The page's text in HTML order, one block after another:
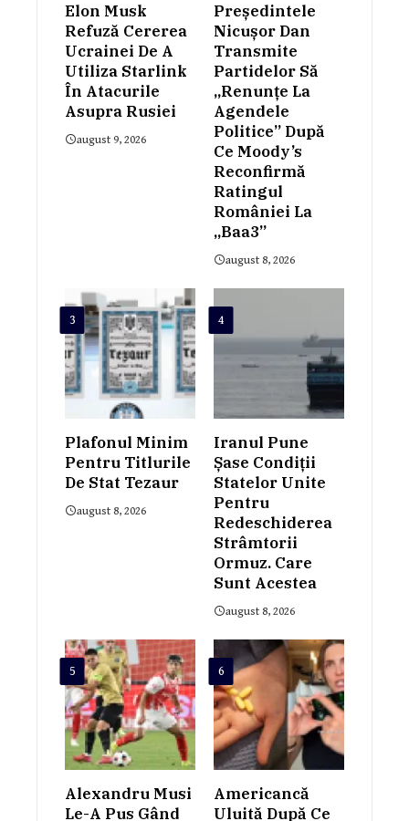
Elon Musk
Refuză Cererea
Ucrainei De A
Utiliza Starlink
În Atacurile
Asupra Rusiei
august 9, 2026
Președintele
Nicușor Dan
Transmite
Partidelor Să
„renunțe La
Agendele
Politice” După
Ce Moody’s
Reconfirmă
Ratingul
României La
„Baa3”
august 8, 2026
3
Plafonul Minim
Pentru Titlurile
De Stat Tezaur
august 8, 2026
4
Iranul Pune
Șase Condiții
Statelor Unite
Pentru
Redeschiderea
Strâmtorii
Ormuz. Care
Sunt Acestea
august 8, 2026
5
Alexandru Musi
Le-A Pus Gând
6
Americancă
Uluită După Ce